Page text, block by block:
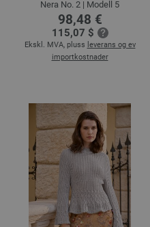
Nera No. 2 | Modell 5
98,48 €
115,07 $
Ekskl. MVA, pluss leverans og ev
importkostnader